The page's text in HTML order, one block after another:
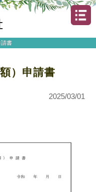
書
）申請書
2025/03/01